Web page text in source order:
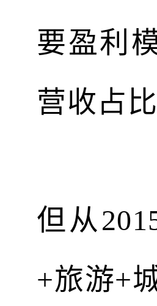
要盈利
营收占
但从
+旅游+